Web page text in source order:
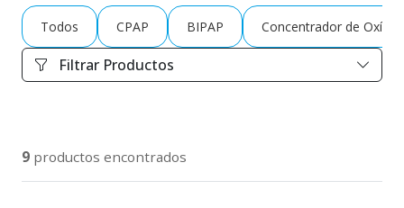
Todos CPAP BIPAP Concentrador de
Filtrar Productos
9 productos encontrados